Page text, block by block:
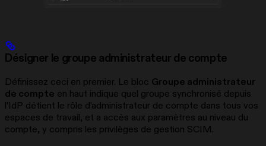
Désigner le groupe administrateur de compte
Définissez ceci en premier. Le bloc Groupe administrateur
de compte en haut indique quel groupe synchronisé depuis
l’IdP détient le rôle d’administrateur de compte dans tous vos
espaces de travail, et a accès aux paramètres au niveau du
compte, y compris les privilèges de gestion SCIM.